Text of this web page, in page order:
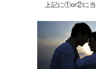
上記に①or②に